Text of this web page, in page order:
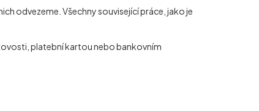
odvezeme. Všechny související práce, jako je
platební kartou nebo bankovním